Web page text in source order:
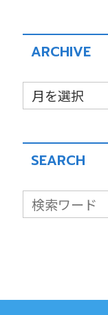
ARCHIVE
SEARCH